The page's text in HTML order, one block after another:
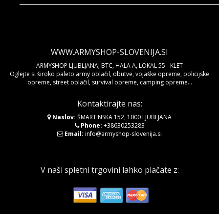
WWW.ARMYSHOP-SLOVENIJA.SI
ARMYSHOP LJUBLJANA; BTC, HALA A, LOKAL 55 - KLET
Oglejte si široko paleto army oblačil, obutve, vojaške opreme, policijske
opreme, street oblačil, survival opreme, camping opreme...
Kontaktirajte nas:
Naslov: ŠMARTINSKA 152, 1000 LJUBLJANA
Phone: +38630253283
Email: info@armyshop-slovenija.si
V naši spletni trgovini lahko plačate z: